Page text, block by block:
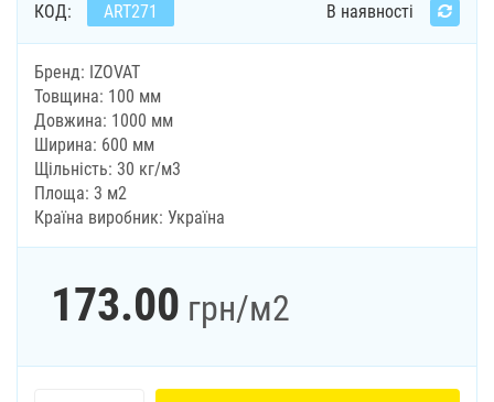
КОД: ART271 В наявності
Бренд: IZOVAT
Товщина: 100 мм
Довжина: 1000 мм
Ширина: 600 мм
Щільність: 30 кг/м3
Площа: 3 м2
Країна виробник: Україна
173.00 грн/м2